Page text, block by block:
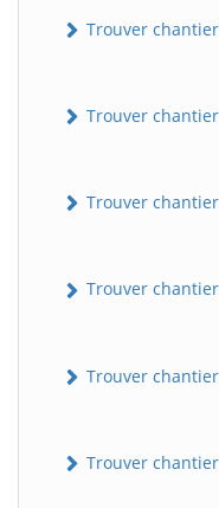
Trouver
Trouver
Trouver
Trouver
Trouver
Trouver